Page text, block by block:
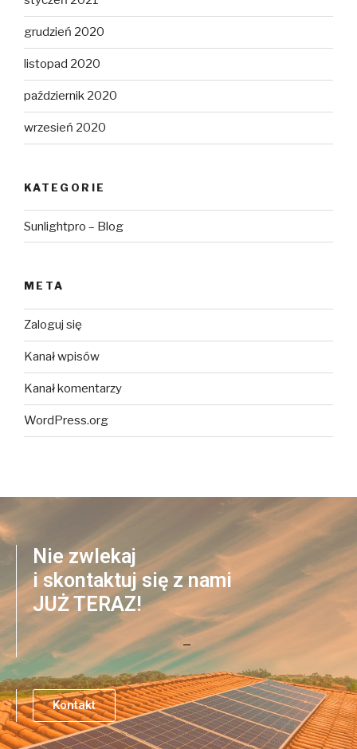
grudzień 2020
listopad 2020
październik 2020
wrzesień 2020
KATEGORIE
Sunlightpro – Blog
META
Zaloguj się
Kanał wpisów
Kanał komentarzy
WordPress.org
Nie zwlekaj
i skontaktuj się z nami
JUŻ TERAZ!
Kontakt